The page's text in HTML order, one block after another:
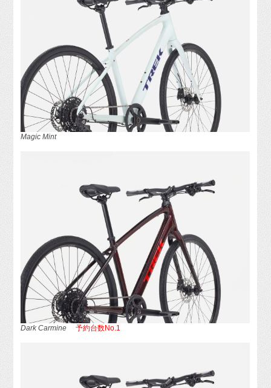
Magic Mint
Dark Carmine予約台数No.1